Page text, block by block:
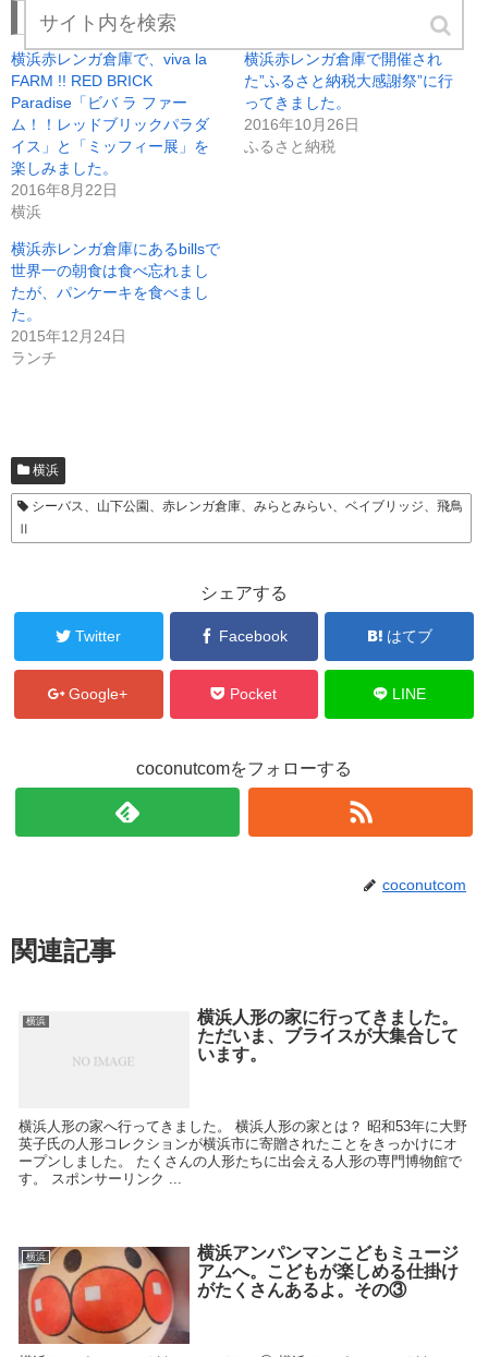
T
w
t
t
e
r
で
共
有
新
し
い
ウ
ド
ウ
で
開
き
ま
)
o
k
共
有
す
る
に
は
ク
リ
ッ
ク
し
て
さ
い
(
新
し
ィ
ン
関連
横浜赤レンガ倉庫で、viva la
FARM !! RED BRICK
Paradise「ビバ ラ ファー
ム！！レッドブリックパラダ
イス」と「ミッフィー展」を
楽しみました。
2016年8月22日
横浜
横浜赤レンガ倉庫で開催され
た”ふるさと納税大感謝祭”に行
ってきました。
2016年10月26日
ふるさと納税
横浜赤レンガ倉庫にあるbillsで
世界一の朝食は食べ忘れまし
たが、パンケーキを食べまし
た。
2015年12月24日
ランチ
横浜
シーバス、山下公園、赤レンガ倉庫、みらとみらい、ベイブリッジ、飛鳥
Ⅱ
シェアする
Twitter Facebook はてブ
Google+ Pocket LINE
coconutcomをフォローする
coconutcom
関連記事
横浜
横浜人形の家に行ってきました。
ただいま、ブライスが大集合して
います。
横浜人形の家へ行ってきました。 横浜人形の家とは？ 昭和53年に大野
英子氏の人形コレクションが横浜市に寄贈されたことをきっかけにオ
ープンしました。 たくさんの人形たちに出会える人形の専門博物館で
す。 スポンサーリンク ...
横浜
横浜アンパンマンこどもミュージ
アムへ。こどもが楽しめる仕掛け
がたくさんあるよ。その③